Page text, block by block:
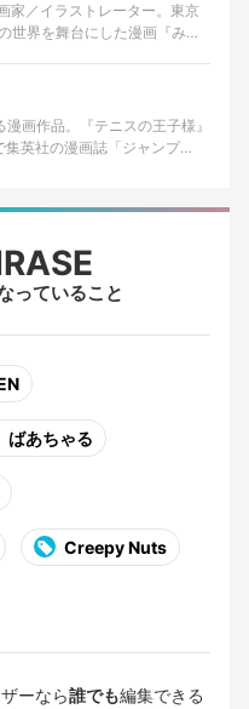
家／イラストレーター。東京
世界を舞台にした漫画『みい
画作品。『テニスの王子様』
英社の漫画誌「ジャンプ
っていること
ばあちゃる
Creepy Nuts
ーなら誰でも編集できる